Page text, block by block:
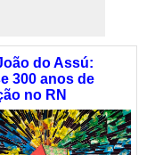
do Assú:
300 anos de
no RN